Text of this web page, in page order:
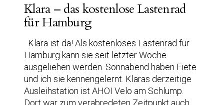
Klara – das kostenlose Lastenrad
für Hamburg
Klara ist da! Als kostenloses Lastenrad für
Hamburg kann sie seit letzter Woche
ausgeliehen werden. Sonnabend haben Fiete
und ich sie kennengelernt. Klaras derzeitige
Ausleihstation ist AHOI Velo am Schlump.
Dort war zum verabredeten Zeitpunkt auch